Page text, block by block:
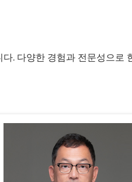
. 다양한 경험과 전문성으로